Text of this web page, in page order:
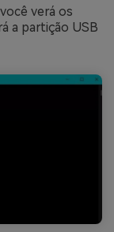
verá os
a partição USB